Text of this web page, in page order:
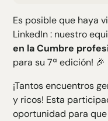
H3 Texte
H4 Texte
H5 Texte
H6 Texte
Es posible que haya
LinkedIn: nuestro
en la Cumbre
para su 7ª edición! 🎉
¡Tantos encuentros
y ricos! Esta
oportunidad para